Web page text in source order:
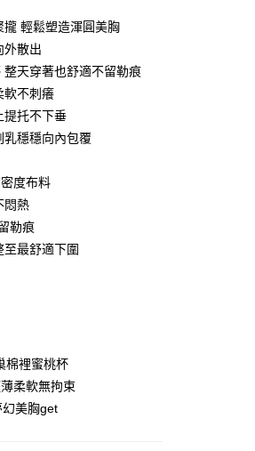
即使用无须另外申请。（限个
）
后会自动跳转到大哥付的交易
、缴款截止日，确认付款后即
续交易确认页面所载为准。
遇审核未通过，订单将自动取
统评分，恕无法说明评估内
”于每月结算日后寄送缴费提醒
码／台湾大直营门市／银行转
AFTEE先享後付手機驗證視
的指定地址。
利用繳費通知簡訊或AFTEE
付款。
App 成為 AFTEE 會員者方能
折抵消费金额（1点等于1
輕鬆塑造渾圓美胸
外散出
天穿著也舒適不留勒痕
軟不刺癢
提托不下垂
穩穩向內包覆
度布料
悶熱
勒痕
最舒適下圍
棉裡蜜桃杯
柔軟無拘束
美胸get